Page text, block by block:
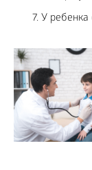
У ребенка